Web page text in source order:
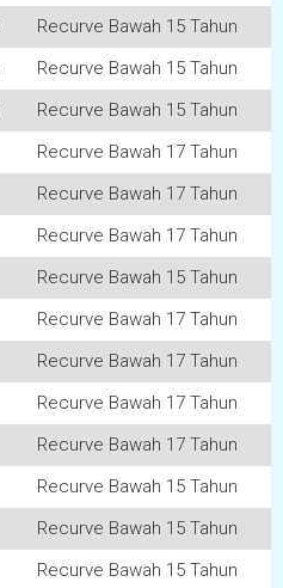
Recurve Bawah 15 Tahun
Recurve Bawah 15 Tahun
Recurve Bawah 15 Tahun
Recurve Bawah 17 Tahun
Recurve Bawah 17 Tahun
Recurve Bawah 17 Tahun
Recurve Bawah 15 Tahun
Recurve Bawah 17 Tahun
Recurve Bawah 17 Tahun
Recurve Bawah 17 Tahun
Recurve Bawah 17 Tahun
Recurve Bawah 15 Tahun
Recurve Bawah 15 Tahun
Recurve Bawah 15 Tahun